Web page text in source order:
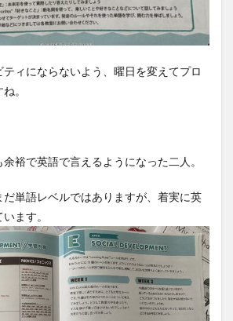
ィにならないよう、曜日を変えてプロ
。
裕で英語で言えるようになった二人。
単語レベルではありますが、着実に英
ます。